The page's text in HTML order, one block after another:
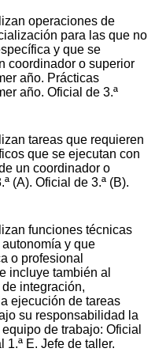
operaciones de
para las que no
y que se
coordinador o superior
año. Prácticas
año. Oficial de 3.ª
tareas que requieren
que se ejecutan con
un coordinador o
(A). Oficial de 3.ª (B).
funciones técnicas
y que
o profesional
incluye también al
integración,
ejecución de tareas
su responsabilidad la
de trabajo: Oficial
1.ª E. Jefe de taller.